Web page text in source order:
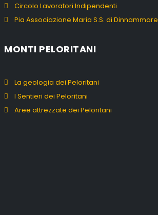
Circolo Lavoratori Indipendenti
Pia Associazione Maria S.S. di Dinnammare
MONTI PELORITANI
La geologia dei Peloritani
I Sentieri dei Peloritani
Aree attrezzate dei Peloritani